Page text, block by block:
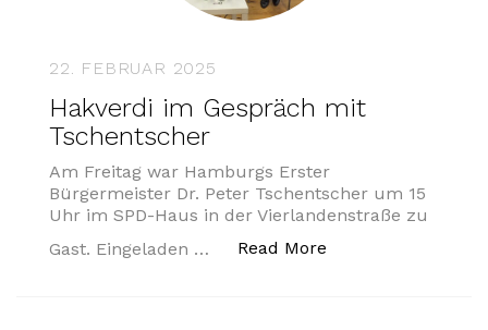
22. FEBRUAR 2025
Hakverdi im Gespräch mit
Tschentscher
Am Freitag war Hamburgs Erster
Bürgermeister Dr. Peter Tschentscher um 15
Uhr im SPD-Haus in der Vierlandenstraße zu
Gast. Eingeladen …
Read More